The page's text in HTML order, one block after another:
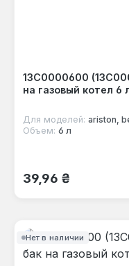
13C0000600
на газовый котел 6
Для моделей: ariston,
Объем: 6 л
Обычная цена:
39,96 ₴
Нет в наличии